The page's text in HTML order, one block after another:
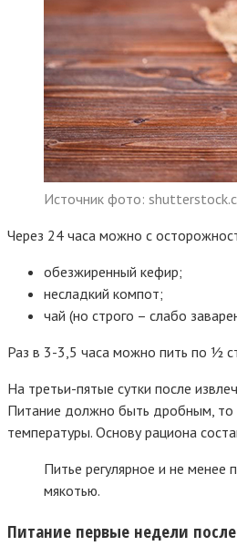
Источник фото:
Через 24 часа можно с
обезжиренный кефир;
несладкий компот;
чай (но строго – слабо
Раз в 3-3,5 часа можно пить по ½
На третьи-пятые сутки после
Питание должно быть дробным, то
температуры. Основу рациона
Питье регулярное и не менее
мякотью.
Питание первые недели